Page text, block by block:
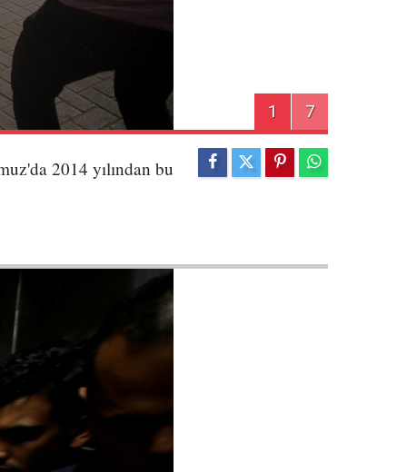
1 7
2014 yılından bu